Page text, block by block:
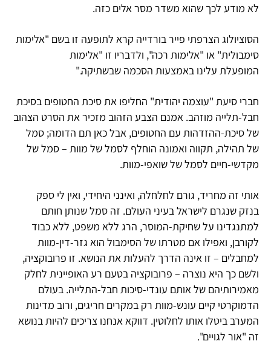
לא מודע לכך שהוא משדר מסר אלים כזה.
הסוציולוג הצרפתי פייר בורדייה קרא לתופעה זו בשם "אלימות
סימבולית" או "אלימות רכה", ולדבריו זו "אלימות
המופעלת עלינו באמצעות הסכמה שבשתיקה."
חברי סיעת "עוצמה יהודית" החליפו את סיכת החטופים בסיכת
חבל-תלייה מוזהב. אמנם הצבע הזהוב מזכיר את הסרט הצהוב
של סיכת-ההזדהות עם החטופים, אבל כאן תם הדומה; סמל
של תהילה, תקווה ואמונה הוחלף לסמל של מוות – סמל של
מקדשי-חיים לסמל של שואפי-מוות.
אותי זה מחריד, גורם לחלחלה, ואינני היחידי, ואין לי ספק
בנזק שנגרם לישראל בעיני העולם. זה סמל שנותן חותם
למתנגדינו על שחיקת-המוסר, הרג ללא משפט, ללא כבוד
לקורבן, ואפילו אם מטרתו של הסימבול הוא גזר-דין-מוות
למחבלים – זו אינה הדרך להעלות את הנושא. זו פרובוקציה,
ולשם כך היא נוצרה – פרובוקציה בטעם רע האופיינית לחלק
מאמירותיהם של אותם עונדי-סיכות חבל-התלייה. בעולם
הדמוקרטי קיים עונש-מוות רק במקרים חריגים, ורוב מדינות
המערב ביטלו אותו לחלוטין. דווקא אנחנו צריכים להיות בנושא
זה "אור לגויים".